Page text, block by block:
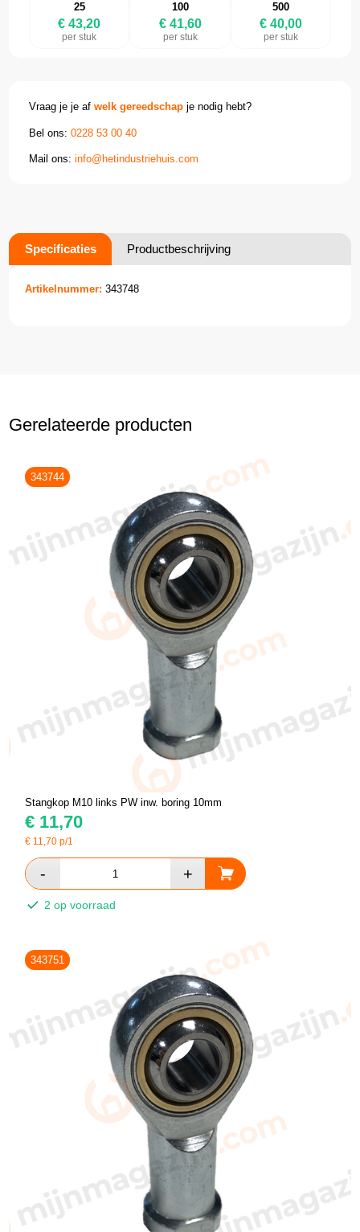
25
€ 43,20
per stuk
100
€ 41,60
per stuk
500
€ 40,00
per stuk
Vraag je je afwelk gereedschap je nodig hebt?
Bel ons:0228 53 00 40
Mail ons:info@hetindustriehuis.com
Specificaties Productbeschrijving
Artikelnummer: 343748
Gerelateerde producten
343744
Stangkop M10 links PW inw. boring 10mm
€ 11,70
€ 11,70 p/1
2 op voorraad
343751